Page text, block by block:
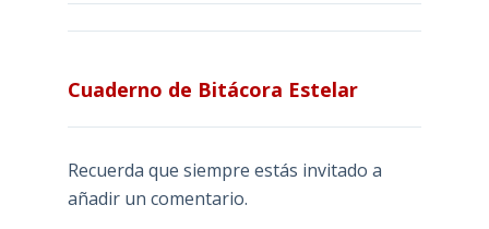
Cuaderno de Bitácora Estelar
Recuerda que siempre estás invitado a
añadir un comentario.